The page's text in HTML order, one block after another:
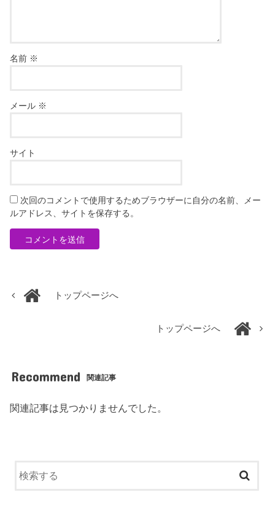
名前 ※
メール ※
サイト
次回のコメントで使用するためブラウザーに自分の名前、メー
ルアドレス、サイトを保存する。
トップページへ
トップページへ
Recommend 関連記事
関連記事は見つかりませんでした。